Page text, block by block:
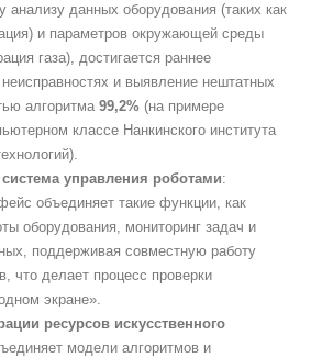
анализу данных оборудования (таких как
и параметров окружающей среды
газа), достигается раннее
и выявление нештатных
алгоритма 99,2%(на примере
классе Нанкинского института
управления роботами:
объединяет такие функции, как
оборудования, мониторинг задач и
поддерживая совместную работу
что делает процесс проверки
экране».
ресурсов искусственного
модели алгоритмов и